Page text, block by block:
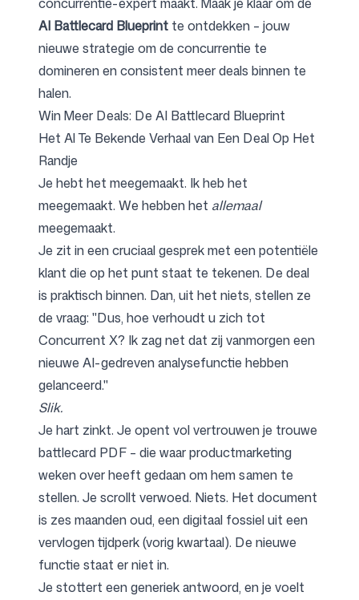
FAQ
Contact
Inloggen Aanmelden
Volg ons
AI Battlecard Blueprint te ontdekken – jouw
nieuwe strategie om de concurrentie te
domineren en consistent meer deals binnen te
halen.
Win Meer Deals: De AI Battlecard Blueprint
Het Al Te Bekende Verhaal van Een Deal Op Het
Randje
Je hebt het meegemaakt. Ik heb het
meegemaakt. We hebben het allemaal
meegemaakt.
Je zit in een cruciaal gesprek met een potentiële
klant die op het punt staat te tekenen. De deal
is praktisch binnen. Dan, uit het niets, stellen ze
de vraag: "Dus, hoe verhoudt u zich tot
Concurrent X? Ik zag net dat zij vanmorgen een
nieuwe AI-gedreven analysefunctie hebben
gelanceerd."
Slik.
Je hart zinkt. Je opent vol vertrouwen je trouwe
battlecard PDF – die waar productmarketing
weken over heeft gedaan om hem samen te
stellen. Je scrollt verwoed. Niets. Het document
is zes maanden oud, een digitaal fossiel uit een
vervlogen tijdperk (vorig kwartaal). De nieuwe
functie staat er niet in.
Je stottert een generiek antwoord, en je voelt